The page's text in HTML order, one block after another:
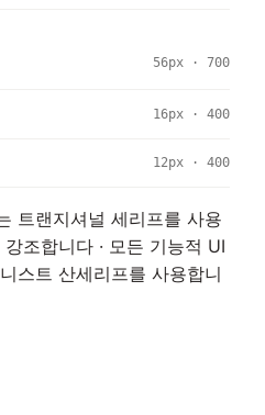
56px · 700
16px · 400
12px · 400
트랜지셔널 세리프를 사용
조합니다 · 모든 기능적 UI
스트 산세리프를 사용합니